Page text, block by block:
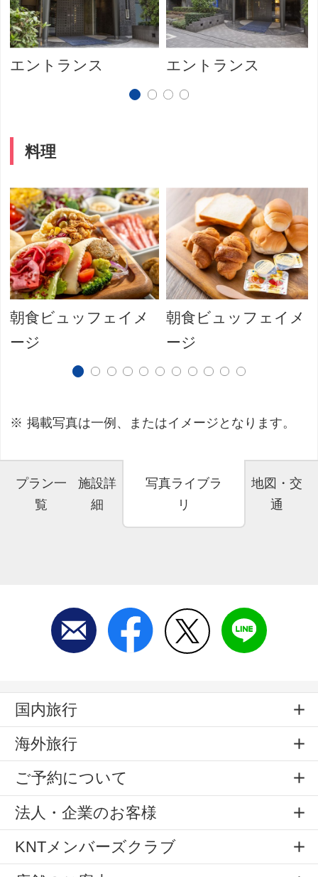
エントランス エントランス
料理
朝食ビュッフェイメ
ージ
朝食ビュッフェイメ
ージ
掲載写真は一例、またはイメージとなります。
プラン一
覧
施設詳
細
写真ライブラ
リ
地図・交
通
国内旅行
海外旅行
ご予約について
法人・企業のお客様
KNTメンバーズクラブ